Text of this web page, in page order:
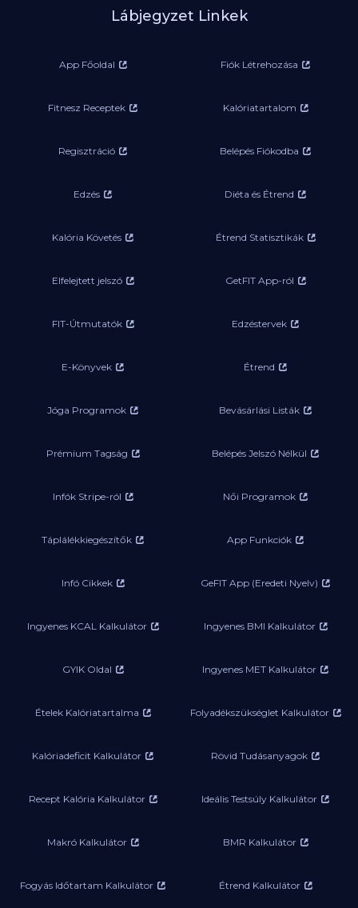
Lábjegyzet Linkek
App Főoldal Fiók Létrehozása
Fitnesz Receptek Kalóriatartalom
Regisztráció Belépés Fiókodba
Edzés Diéta és Étrend
Kalória Követés Étrend Statisztikák
Elfelejtett jelszó GetFIT App-ról
FIT-Útmutatók Edzéstervek
E-Könyvek Étrend
Jóga Programok Bevásárlási Listák
Prémium Tagság Belépés Jelszó Nélkül
Infók Stripe-ról Női Programok
Táplálékkiegészítők App Funkciók
Infó Cikkek GeFIT App (Eredeti Nyelv)
Ingyenes KCAL Kalkulátor Ingyenes BMI Kalkulátor
GYIK Oldal Ingyenes MET Kalkulátor
Ételek Kalóriatartalma Folyadékszükséglet Kalkulátor
Kalóriadeficit Kalkulátor Rövid Tudásanyagok
Recept Kalória Kalkulátor Ideális Testsúly Kalkulátor
Makró Kalkulátor BMR Kalkulátor
Fogyás Időtartam Kalkulátor Étrend Kalkulátor